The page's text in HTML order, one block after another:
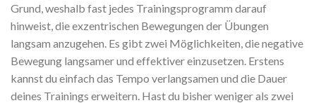
Grund, weshalb fast jedes Trainingsprogramm darauf
hinweist, die exzentrischen Bewegungen der Übungen
langsam anzugehen. Es gibt zwei Möglichkeiten, die negative
Bewegung langsamer und effektiver einzusetzen. Erstens
kannst du einfach das Tempo verlangsamen und die Dauer
deines Trainings erweitern. Hast du bisher weniger als zwei